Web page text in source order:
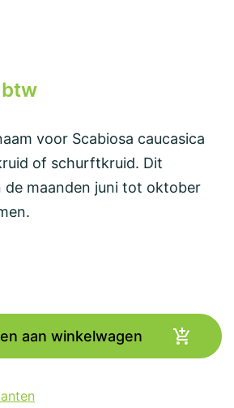
voor Scabiosa caucasica
of schurftkruid. Dit
de maanden juni tot oktober
aan winkelwagen